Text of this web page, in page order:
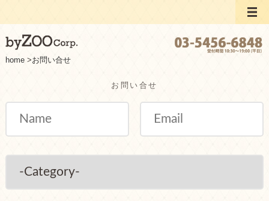
home>お問い合せ
お問い合せ